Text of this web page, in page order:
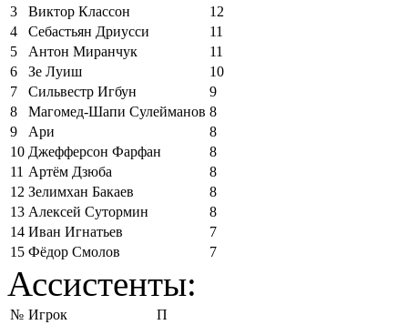
3
Виктор Классон
12
4
Себастьян Дриусси
11
5
Антон Миранчук
11
6
Зе Луиш
10
7
Сильвестр Игбун
9
8
Магомед-Шапи Сулейманов 8
9
Ари
8
10 Джефферсон Фарфан
8
11 Артём Дзюба
8
12 Зелимхан Бакаев
8
13 Алексей Сутормин
8
14 Иван Игнатьев
7
15 Фёдор Смолов 7
Ассистенты:
№ Игрок
П